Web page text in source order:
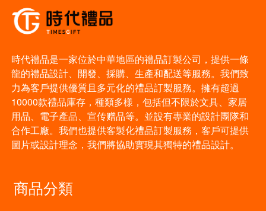
時代禮品是一家位於中華地區的禮品訂製公司，提供一條
龍的禮品設計、開發、採購、生產和配送等服務。我們致
力為客戶提供優質且多元化的禮品訂製服務。擁有超過
10000款禮品庫存，種類多樣，包括但不限於文具、家居
用品、電子產品、宣传赠品等。並設有專業的設計團隊和
合作工廠。我們也提供客製化禮品訂製服務，客戶可提供
圖片或設計理念，我們將協助實現其獨特的禮品設計。
商品分類